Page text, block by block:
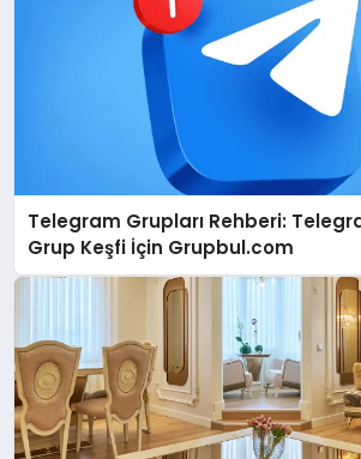
Telegram Grupları Rehberi:
Grup Keşfi İçin Grupbul.com